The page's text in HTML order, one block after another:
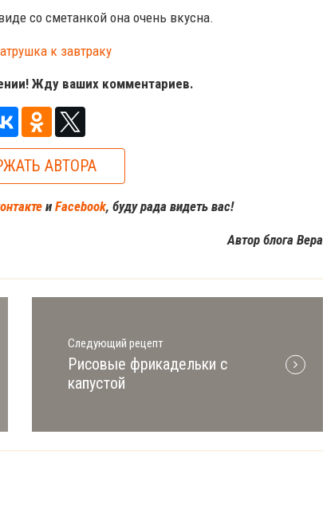
со сметанкой она очень вкусна.
Жду ваших комментариев.
АВТОРА
и Facebook, буду рада видеть вас!
Автор блога Вера
Следующий рецепт
Рисовые фрикадельки с
капустой